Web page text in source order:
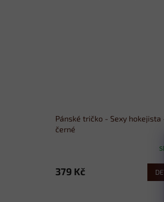
Pánské tričko - Sexy hokejista
černé
379 Kč